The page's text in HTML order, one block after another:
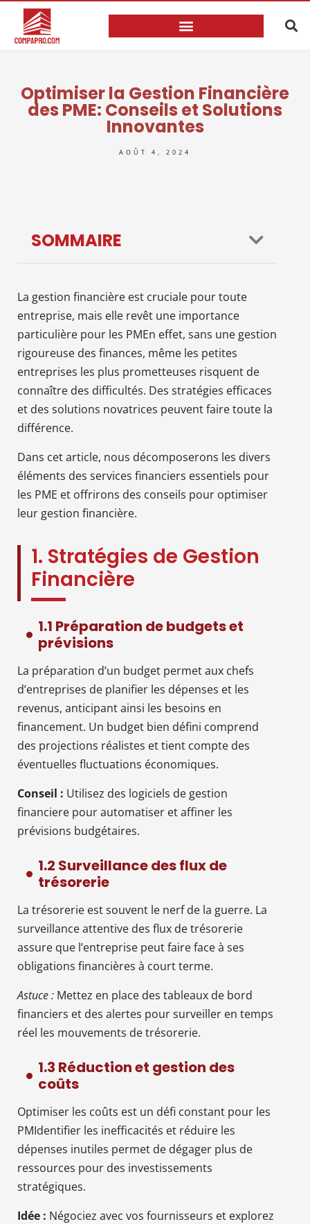
Optimiser la Gestion Financière
des PME: Conseils et Solutions
Innovantes
AOÛT 4, 2024
SOMMAIRE
La gestion financière est cruciale pour toute
entreprise, mais elle revêt une importance
particulière pour les PMEn effet, sans une gestion
rigoureuse des finances, même les petites
entreprises les plus prometteuses risquent de
connaître des difficultés. Des stratégies efficaces
et des solutions novatrices peuvent faire toute la
différence.
Dans cet article, nous décomposerons les divers
éléments des services financiers essentiels pour
les PME et offrirons des conseils pour optimiser
leur gestion financière.
1. Stratégies de Gestion
Financière
1.1 Préparation de budgets et
prévisions
La préparation d’un budget permet aux chefs
d’entreprises de planifier les dépenses et les
revenus, anticipant ainsi les besoins en
financement. Un budget bien défini comprend
des projections réalistes et tient compte des
éventuelles fluctuations économiques.
Conseil : Utilisez des logiciels de gestion
financiere pour automatiser et affiner les
prévisions budgétaires.
1.2 Surveillance des flux de
trésorerie
La trésorerie est souvent le nerf de la guerre. La
surveillance attentive des flux de trésorerie
assure que l’entreprise peut faire face à ses
obligations financières à court terme.
Astuce : Mettez en place des tableaux de bord
financiers et des alertes pour surveiller en temps
réel les mouvements de trésorerie.
1.3 Réduction et gestion des
coûts
Optimiser les coûts est un défi constant pour les
PMIdentifier les inefficacités et réduire les
dépenses inutiles permet de dégager plus de
ressources pour des investissements
stratégiques.
Idée : Négociez avec vos fournisseurs et explorez